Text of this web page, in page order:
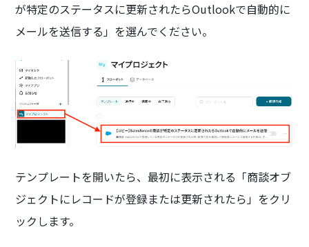
が特定のステータスに更新されたらOutlookで自動的に
メールを送信する」を選んでください。
テンプレートを開いたら、最初に表示される「商談オブ
ジェクトにレコードが登録または更新されたら」をクリ
ックします。